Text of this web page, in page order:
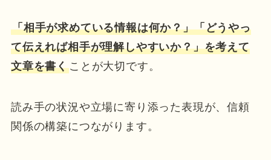
「相手が求めている情報は何か？」「どうやっ
て伝えれば相手が理解しやすいか？」を考えて
文章を書くことが大切です。
読み手の状況や立場に寄り添った表現が、信頼
関係の構築につながります。